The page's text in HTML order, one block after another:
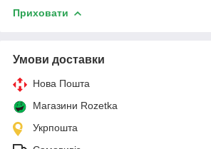
Приховати
Умови доставки
Нова Пошта
Магазини Rozetka
Укрпошта